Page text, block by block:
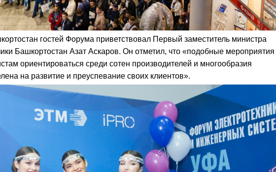
гостей Форума приветствовал Первый заместитель министра
Башкортостан Азат Аскаров. Он отметил, что «подобные
ориентироваться среди сотен производителей и многообразия
на развитие и преуспевание своих клиентов».